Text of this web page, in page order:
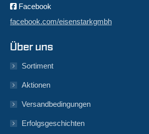
Facebook
facebook.com/eisenstarkgmbh
Über uns
Sortiment
Aktionen
Versandbedingungen
Erfolgsgeschichten